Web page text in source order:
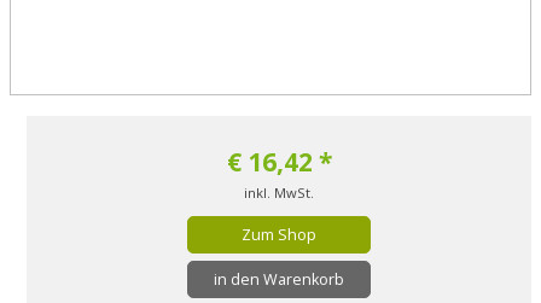
€ 16,42 *
inkl. MwSt.
Zum Shop
in den Warenkorb